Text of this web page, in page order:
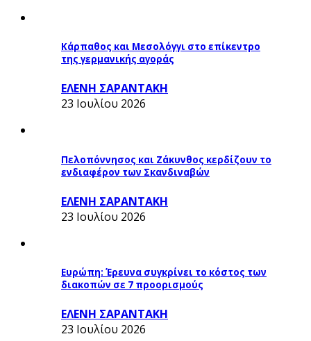
Κάρπαθος και Μεσολόγγι στο επίκεντρο
της γερμανικής αγοράς
ΕΛΕΝΗ ΣΑΡΑΝΤΑΚΗ
23 Ιουλίου 2026
Πελοπόννησος και Ζάκυνθος κερδίζουν το
ενδιαφέρον των Σκανδιναβών
ΕΛΕΝΗ ΣΑΡΑΝΤΑΚΗ
23 Ιουλίου 2026
Ευρώπη: Έρευνα συγκρίνει το κόστος των
διακοπών σε 7 προορισμούς
ΕΛΕΝΗ ΣΑΡΑΝΤΑΚΗ
23 Ιουλίου 2026